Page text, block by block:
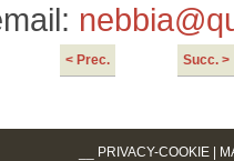
< Prec. Succ. >
PRIVACY-COOKIE